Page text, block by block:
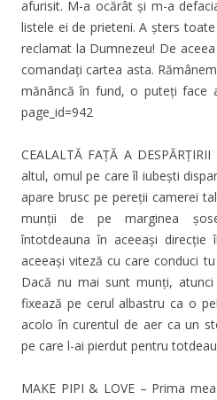
afurisit. M-a ocărât și m-a
listele ei de prieteni. A șters
reclamat la Dumnezeu! De
comandați cartea asta.
mănâncă în fund, o puteți face
page_id=942
CEALALTĂ FAȚĂ A
altul, omul pe care îl iubești
apare brusc pe pereții camerei
munții de pe marginea
întotdeauna în aceeași
aceeași viteză cu care conduci
Dacă nu mai sunt munți,
fixează pe cerul albastru ca o
acolo în curentul de aer ca un
pe care l-ai pierdut pentru
MAKE PIPI & LOVE – Prima